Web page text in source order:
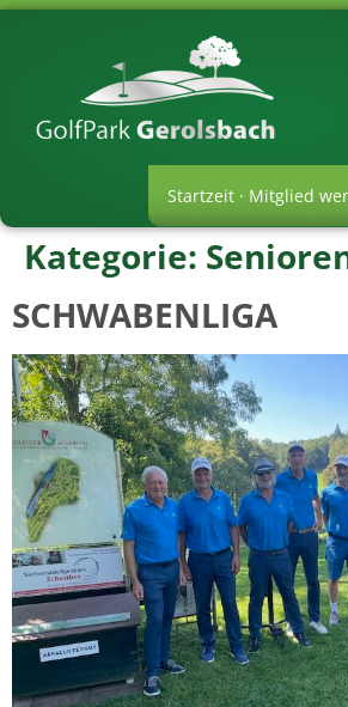
Startzeit · Mitglied
Kategorie:
SCHWABENLIGA